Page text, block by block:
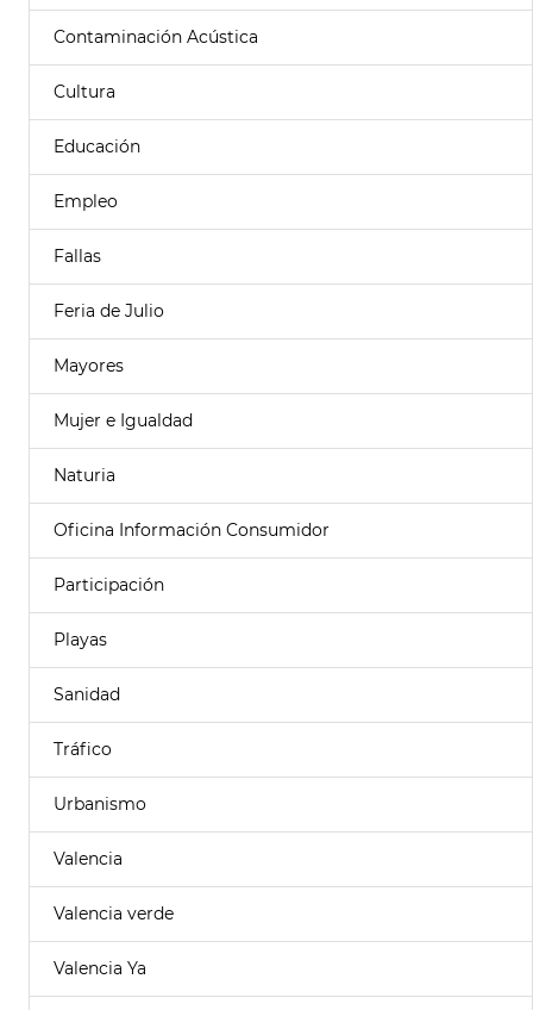
Contaminación Acústica
Cultura
Educación
Empleo
Fallas
Feria de Julio
Mayores
Mujer e Igualdad
Naturia
Oficina Información Consumidor
Participación
Playas
Sanidad
Tráfico
Urbanismo
Valencia
Valencia verde
Valencia Ya